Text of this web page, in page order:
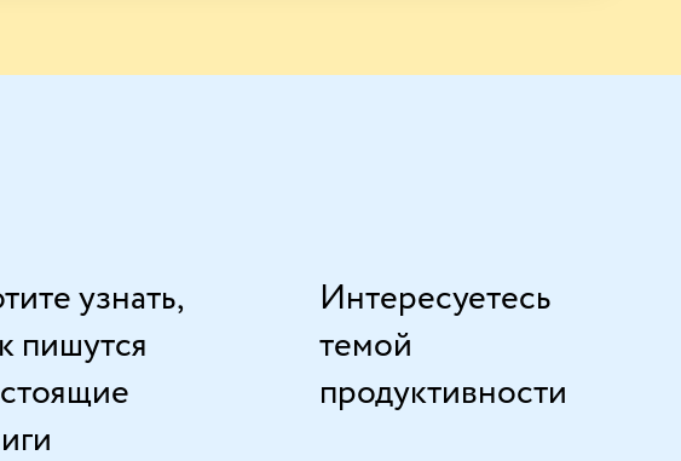
Интересуетесь
темой
продуктивности
узнать,
пишутся